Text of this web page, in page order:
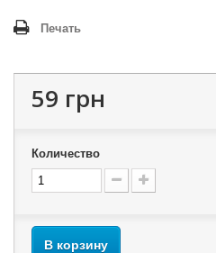
Печать
59 грн
Количество
В корзину